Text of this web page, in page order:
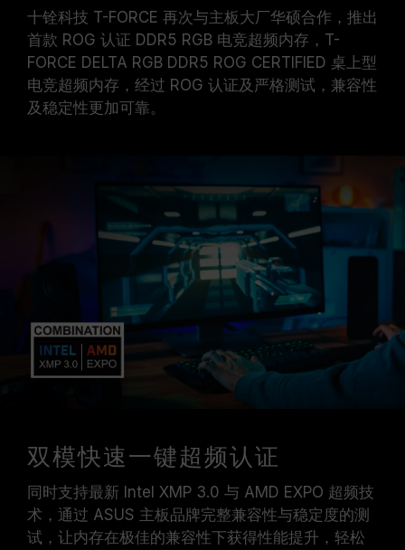
十铨科技 T-FORCE 再次与主板大厂华硕合作，推出
首款 ROG 认证 DDR5 RGB 电竞超频内存，T-
FORCE DELTA RGB DDR5 ROG CERTIFIED 桌上型
电竞超频内存，经过 ROG 认证及严格测试，兼容性
及稳定性更加可靠。
双模快速一键超频认证
同时支持最新 Intel XMP 3.0 与 AMD EXPO 超频技
术，通过 ASUS 主板品牌完整兼容性与稳定度的测
试，让内存在极佳的兼容性下获得性能提升，轻松